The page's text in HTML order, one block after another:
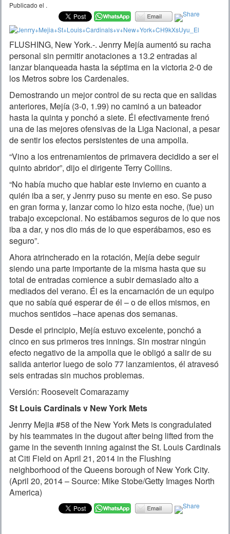
Publicado el .
FLUSHING, New York.-. Jenrry Mejía aumentó su racha
personal sin permitir anotaciones a 13.2 entradas al
lanzar blanqueada hasta la séptima en la victoria 2-0 de
los Metros sobre los Cardenales.
Demostrando un mejor control de su recta que en salidas
anteriores, Mejía (3-0, 1.99) no caminó a un bateador
hasta la quinta y ponchó a siete. Él efectivamente frenó
una de las mejores ofensivas de la Liga Nacional, a pesar
de sentir los efectos persistentes de una ampolla.
“Vino a los entrenamientos de primavera decidido a ser el
quinto abridor”, dijo el dirigente Terry Collins.
“No había mucho que hablar este invierno en cuanto a
quién iba a ser, y Jenrry puso su mente en eso. Se puso
en gran forma y, lanzar como lo hizo esta noche, (fue) un
trabajo excepcional. No estábamos seguros de lo que nos
iba a dar, y nos dio más de lo que esperábamos, eso es
seguro”.
Ahora atrincherado en la rotación, Mejía debe seguir
siendo una parte importante de la misma hasta que su
total de entradas comience a subir demasiado alto a
mediados del verano. Él es la encarnación de un equipo
que no sabía qué esperar de él – o de ellos mismos, en
muchos sentidos –hace apenas dos semanas.
Desde el principio, Mejía estuvo excelente, ponchó a
cinco en sus primeros tres innings. Sin mostrar ningún
efecto negativo de la ampolla que le obligó a salir de su
salida anterior luego de solo 77 lanzamientos, él atravesó
seis entradas sin muchos problemas.
Versión: Roosevelt Comarazamy
St Louis Cardinals v New York Mets
Jenrry Mejia #58 of the New York Mets is congradulated
by his teammates in the dugout after being lifted from the
game in the seventh inning against the St. Louis Cardinals
at Citi Field on April 21, 2014 in the Flushing
neighborhood of the Queens borough of New York City.
(April 20, 2014 – Source: Mike Stobe/Getty Images North
America)